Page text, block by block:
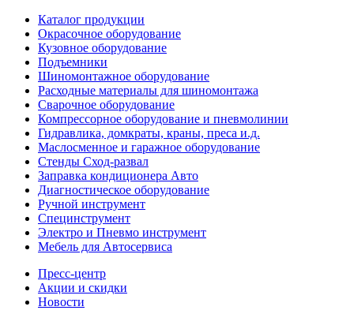
Каталог продукции
Окрасочное оборудование
Кузовное оборудование
Подъемники
Шиномонтажное оборудование
Расходные материалы для шиномонтажа
Сварочное оборудование
Компрессорное оборудование и пневмолинии
Гидравлика, домкраты, краны, преса и.д.
Маслосменное и гаражное оборудование
Стенды Сход-развал
Заправка кондиционера Авто
Диагностическое оборудование
Ручной инструмент
Специнструмент
Электро и Пневмо инструмент
Мебель для Автосервиса
Пресс-центр
Акции и скидки
Новости